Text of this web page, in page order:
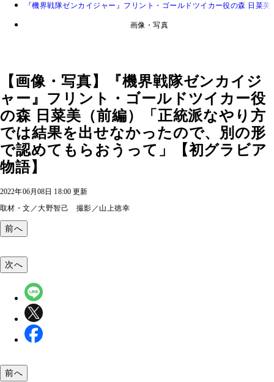
『機界戦隊ゼンカイジャー』フリント・ゴールドツイカー役の森 日菜
画像・写真
【画像・写真】『機界戦隊ゼンカイジ
ャー』フリント・ゴールドツイカー役
の森 日菜美（前編）「正統派なやり方
では結果を出せなかったので、別の形
で認めてもらおうって」【初グラビア
物語】
2022年06月08日 18:00 更新
取材・文／大野智己 撮影／山上徳幸
前へ
次へ
前へ